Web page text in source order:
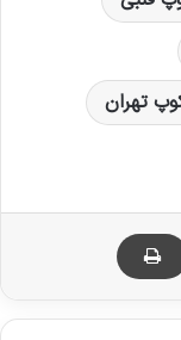
تهران